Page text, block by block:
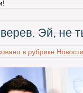
Эй, не
в рубрике Новости